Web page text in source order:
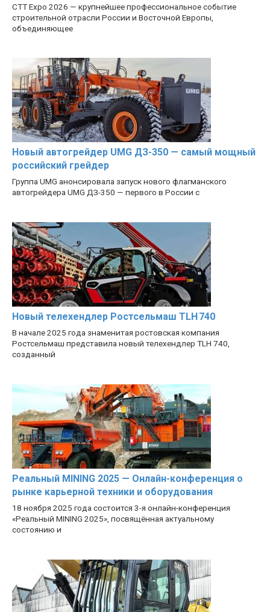
CTT Expo 2026 — крупнейшее профессиональное событие
строительной отрасли России и Восточной Европы,
объединяющее
Новый автогрейдер UMG ДЗ-350 — самый мощный
российский грейдер
Группа UMG анонсировала запуск нового флагманского
автогрейдера UMG ДЗ-350 — первого в России с
Новый телехендлер Ростсельмаш TLH 740
В начале 2025 года знаменитая ростовская компания
Ростсельмаш представила новый телехендлер TLH 740,
созданный
Реальный MINING 2025 — Онлайн-конференция о
рынке карьерной техники и оборудования
18 ноября 2025 года состоится 3-я онлайн-конференция
«Реальный MINING 2025», посвящённая актуальному
состоянию и